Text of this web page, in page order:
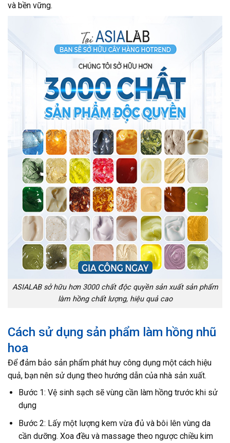
và bền vững.
ASIALAB sở hữu hơn 3000 chất độc quyền sản xuất sản phẩm
làm hồng chất lượng, hiệu quả cao
Cách sử dụng sản phẩm làm hồng nhũ
hoa
Để đảm bảo sản phẩm phát huy công dụng một cách hiệu
quả, bạn nên sử dụng theo hướng dẫn của nhà sản xuất.
Bước 1: Vệ sinh sạch sẽ vùng cần làm hồng trước khi sử
dụng
Bước 2: Lấy một lượng kem vừa đủ và bôi lên vùng da
cần dưỡng. Xoa đều và massage theo ngược chiều kim